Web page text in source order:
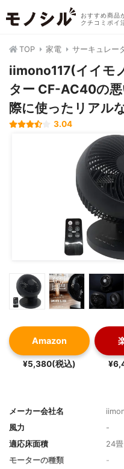
おすすめ商品
クチコミポイ
TOP 家電 サーキュレー
iimono117(イイモ
ター CF-AC40の
際に使ったリアル
3.04
Amazon
¥5,380(税込)
メーカー会社名
風力
-
適応床面積
24畳
モーターの種類
-